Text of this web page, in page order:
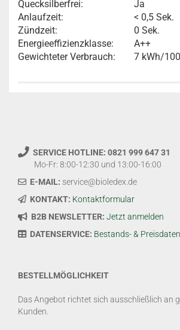
Quecksilberfrei:
Ja
Anlaufzeit:
< 0,5 Sek.
Zündzeit:
0 Sek.
Energieeffizienzklasse:
A++
Gewichteter Verbrauch:
7 kWh/
SERVICE HOTLINE: 0821 999 647 31
Mo-Fr: 8:00-12:30 und 13:00-16:00
E-MAIL: service@bioledex.de
KONTAKT: Kontaktformular
B2B NEWSLETTER: Jetzt anmelden
DATENSERVICE: Bestands- & Preisdaten
BESTELLMÖGLICHKEIT
Das Angebot richtet sich ausschließlich an
Kunden.